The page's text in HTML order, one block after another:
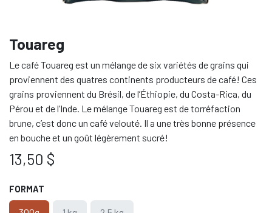
Touareg
Le café Touareg est un mélange de six variétés de grains qui
proviennent des quatres continents producteurs de café! Ces
grains proviennent du Brésil, de l’Éthiopie, du Costa-Rica, du
Pérou et de l’Inde. Le mélange Touareg est de torréfaction
brune, c’est donc un café velouté. Il a une très bonne présence
en bouche et un goût légèrement sucré!
13,50 $
FORMAT